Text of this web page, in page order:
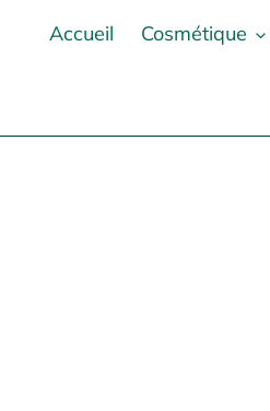
Accueil Cosmétique